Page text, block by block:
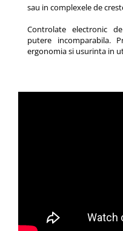
sau in complexele de
Controlate electronic de
putere incomparabila.
ergonomia si usurinta in